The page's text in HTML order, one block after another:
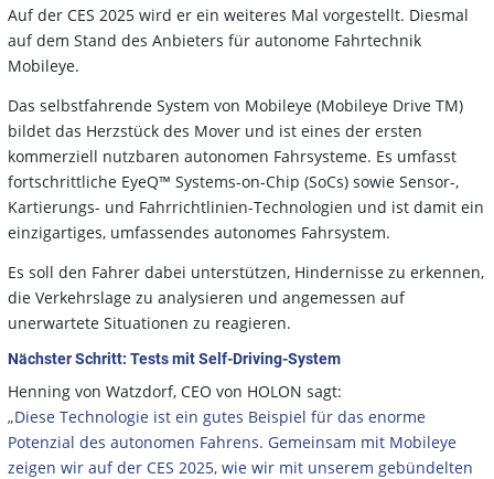
Auf der CES 2025 wird er ein weiteres Mal vorgestellt. Diesmal
auf dem Stand des Anbieters für autonome Fahrtechnik
Mobileye.
Das selbstfahrende System von Mobileye (Mobileye Drive TM)
bildet das Herzstück des Mover und ist eines der ersten
kommerziell nutzbaren autonomen Fahrsysteme. Es umfasst
fortschrittliche EyeQ™ Systems-on-Chip (SoCs) sowie Sensor-,
Kartierungs- und Fahrrichtlinien-Technologien und ist damit ein
einzigartiges, umfassendes autonomes Fahrsystem.
Es soll den Fahrer dabei unterstützen, Hindernisse zu erkennen,
die Verkehrslage zu analysieren und angemessen auf
unerwartete Situationen zu reagieren.
Nächster Schritt: Tests mit Self-Driving-System
Henning von Watzdorf, CEO von HOLON sagt:
„Diese Technologie ist ein gutes Beispiel für das enorme
Potenzial des autonomen Fahrens. Gemeinsam mit Mobileye
zeigen wir auf der CES 2025, wie wir mit unserem gebündelten